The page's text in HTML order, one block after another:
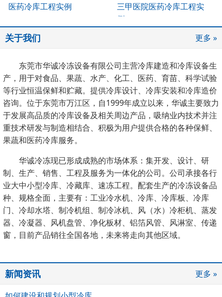
医药冷库工程实例
三甲医院医药冷库工程实
例
关于我们 更多 »
东莞市华诚冷冻设备有限公司主营冷库建造和冷库设备生
产，用于对食品、果蔬、水产、化工、医药、育苗、科学试验
等行业恒温保鲜和贮藏。提供冷库设计、冷库安装和冷库造价
咨询。位于东莞市万江区，自1999年成立以来，华诚主要致力
于发展高品质的冷库设备及相关周边产品，吸纳业内技术并注
重技术研发与制造相结合、积极为用户提供合格的各种保鲜、
果蔬和医药冷库服务。
华诚冷冻现已形成成熟的市场体系：集开发、设计、研
制、生产、销售、工程及服务为一体化的公司。公司承接各行
业大中小型冷库、冷藏库、速冻工程。配套生产的冷冻设备品
种、规格全面，主要有：工业冷水机、冷库、冷库板、冷库
门、冷却水塔、制冷机组、制冷冰机、风（水）冷柜机、蒸发
器、冷凝器、风机盘管、净化板材、铝箔风管、风淋室、传递
窗， 目前产品销往全国各地，未来将走向其他区域。
新闻资讯
更多 »